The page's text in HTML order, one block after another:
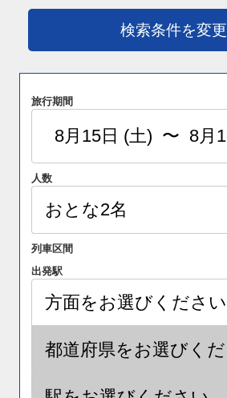
検索条件を変更
旅行期間
人数
列車区間
出発駅